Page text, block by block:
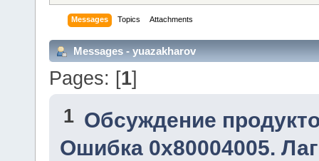
Messages Topics Attachments
Messages - yuazakharov
Pages: [1]
1 Обсуждение
Ошибка 0x80004005.